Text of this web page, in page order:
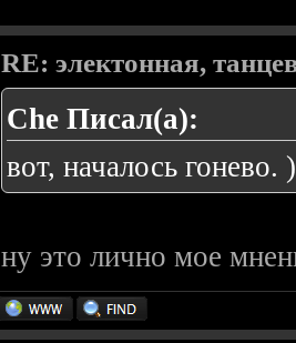
RE: электонная,
Che Писал(а):
вот, началось гонево.
ну это лично мое